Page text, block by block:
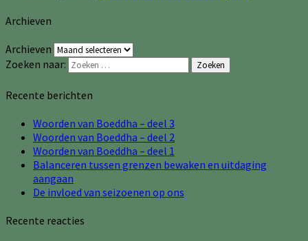
Archieven
Archieven
Zoeken naar:
Zoeken
Recente berichten
Woorden van Boeddha – deel 3
Woorden van Boeddha – deel 2
Woorden van Boeddha – deel 1
Balanceren tussen grenzen bewaken en uitdaging
aangaan
De invloed van seizoenen op ons
Recente reacties